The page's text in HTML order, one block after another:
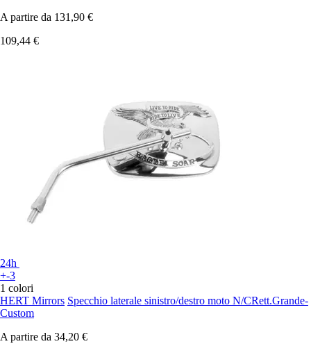
A partire da 131,90 €
109,44 €
24h
+-3
1 colori
HERT Mirrors Specchio laterale sinistro/destro moto N/CRett.Grande-
Custom
A partire da 34,20 €